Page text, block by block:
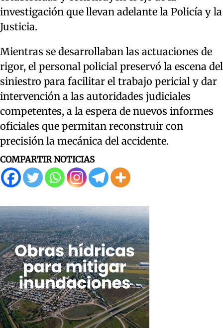
investigación que llevan adelante la Policía y la
Justicia.
Mientras se desarrollaban las actuaciones de
rigor, el personal policial preservó la escena del
siniestro para facilitar el trabajo pericial y dar
intervención a las autoridades judiciales
competentes, a la espera de nuevos informes
oficiales que permitan reconstruir con
precisión la mecánica del accidente.
COMPARTIR NOTICIAS